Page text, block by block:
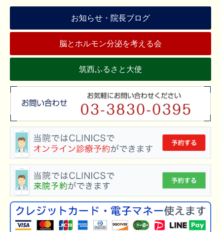
お知らせ・院長ブログ
脳とホルモン分泌を考える会
筑西ふるさと大使